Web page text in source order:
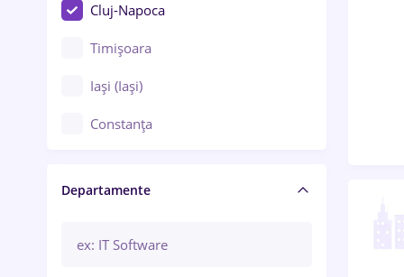
Cluj-Napoca
Timișoara
Iași (Iași)
Constanța
Brașov
Bacău
Departamente